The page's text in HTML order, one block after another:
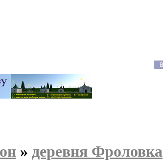
» деревня Фроловка